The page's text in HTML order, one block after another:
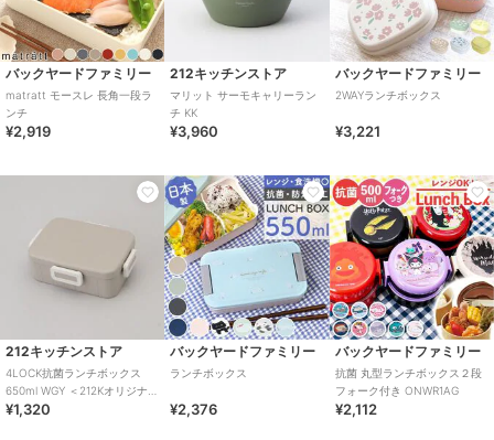
バックヤードファミリー
matratt モースレ 長角一段ラ
ンチ
¥2,919
212キッチンストア
マリット サーモキャリーラン
チ KK
¥3,960
バックヤードファミリー
2WAYランチボックス
¥3,221
212キッチンストア
4LOCK抗菌ランチボックス
650ml WGY ＜212Kオリジナル
＞
¥1,320
バックヤードファミリー
ランチボックス
¥2,376
バックヤードファミリー
抗菌 丸型ランチボックス２段
フォーク付き ONWR1AG
¥2,112